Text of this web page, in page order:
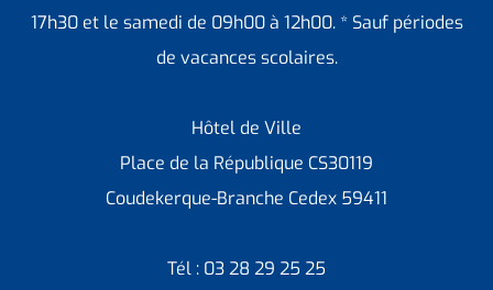
17h30 et le samedi de 09h00 à 12h00. * Sauf périodes
de vacances scolaires.
Hôtel de Ville
Place de la République CS30119
Coudekerque-Branche Cedex 59411
Tél : 03 28 29 25 25